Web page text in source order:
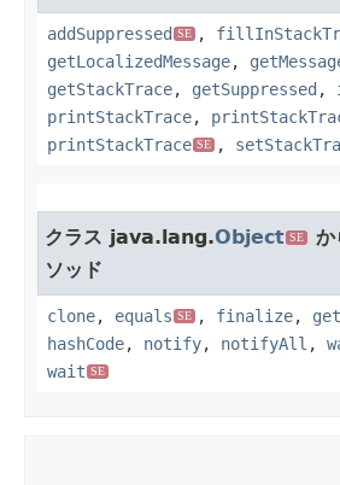
addSuppressed SE ,
getLocalizedMessage,
getStackTrace, getSuppressed ,
printStackTrace,
printStackTrace SE ,
クラス java.lang.Object SE
か
ソッド
clone, equals SE , finalize,
hashCode, notify, notifyAll ,
wait SE